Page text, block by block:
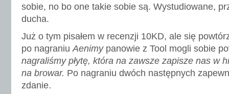
sobie, no bo one takie sobie są. Wystudiowane,
ducha.
Już o tym pisałem w recenzji 10KD, ale się
po nagraniuAenimypanowie z Tool mogli sobie
nagraliśmy płytę, która na zawsze zapisze nas w
na browar. Po nagraniu dwóch następnych
zdanie.